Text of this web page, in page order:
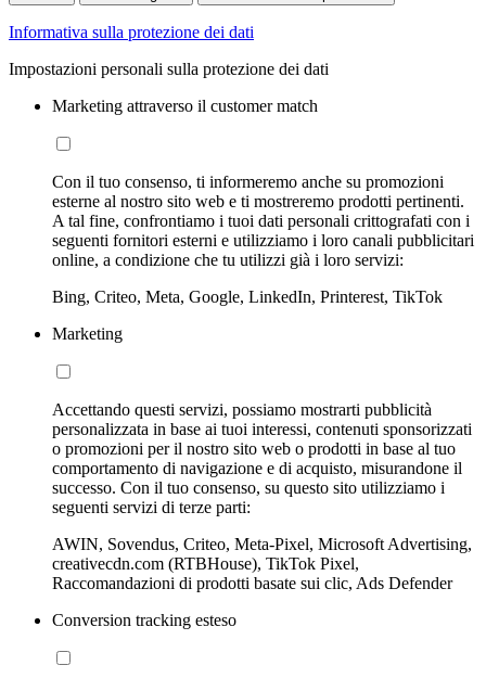
Informativa sulla protezione dei dati
Impostazioni personali sulla protezione dei dati
Marketing attraverso il customer match
Con il tuo consenso, ti informeremo anche su promozioni
esterne al nostro sito web e ti mostreremo prodotti pertinenti.
A tal fine, confrontiamo i tuoi dati personali crittografati con i
seguenti fornitori esterni e utilizziamo i loro canali pubblicitari
online, a condizione che tu utilizzi già i loro servizi:
Bing, Criteo, Meta, Google, LinkedIn, Printerest, TikTok
Marketing
Accettando questi servizi, possiamo mostrarti pubblicità
personalizzata in base ai tuoi interessi, contenuti sponsorizzati
o promozioni per il nostro sito web o prodotti in base al tuo
comportamento di navigazione e di acquisto, misurandone il
successo. Con il tuo consenso, su questo sito utilizziamo i
seguenti servizi di terze parti:
AWIN, Sovendus, Criteo, Meta-Pixel, Microsoft Advertising,
creativecdn.com (RTBHouse), TikTok Pixel,
Raccomandazioni di prodotti basate sui clic, Ads Defender
Conversion tracking esteso